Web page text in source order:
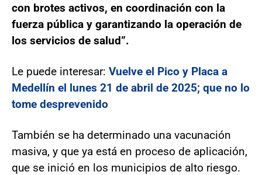
con brotes activos, en coordinación con la
fuerza pública y garantizando la operación de
los servicios de salud”.
Le puede interesar: Vuelve el Pico y Placa a
Medellín el lunes 21 de abril de 2025; que no lo
tome desprevenido
También se ha determinado una vacunación
masiva, y que ya está en proceso de aplicación,
que se inició en los municipios de alto riesgo.